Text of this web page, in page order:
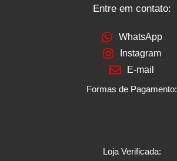
Entre em contato:
WhatsApp
Instagram
E-mail
Formas de Pagamento:
Loja Verificada: